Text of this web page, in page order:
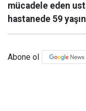
mücadele eden
hastanede 59
Abone ol